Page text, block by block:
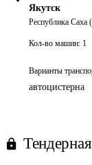
Якутск
Республика Саха
Кол-во машин: 1
Варианты
автоцистерна